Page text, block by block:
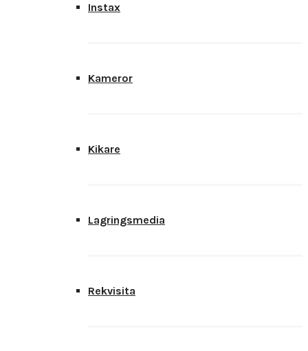
Instax
Kameror
Kikare
Lagringsmedia
Rekvisita